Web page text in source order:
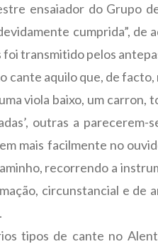
ensaiador do Grupo
cumprida”,
transmitido pelos
cante aquilo que, de
viola baixo, um
outras a
mais facilmente no
recorrendo a
circunstancial e
tipos de cante no